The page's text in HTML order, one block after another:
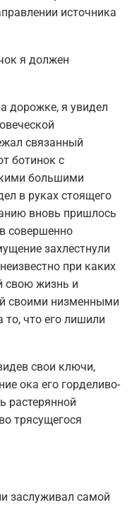
источника
я должен
дорожке, я увидел
связанный
ботинок с
большими
в руках стоящего
вновь пришлось
совершенно
захлестнули
при каких
свою жизнь и
своими низменными
то, что его лишили
свои ключи,
ока его горделиво-
растерянной
трясущегося
заслуживал самой